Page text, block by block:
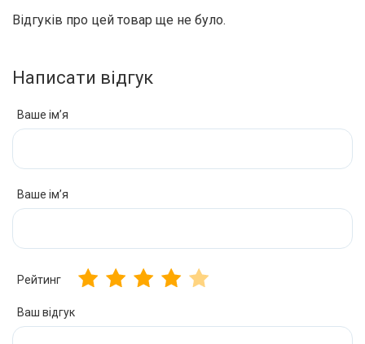
Відгуків про цей товар ще не було.
Написати відгук
Ваше ім’я
Ваше ім’я
Рейтинг
Ваш відгук